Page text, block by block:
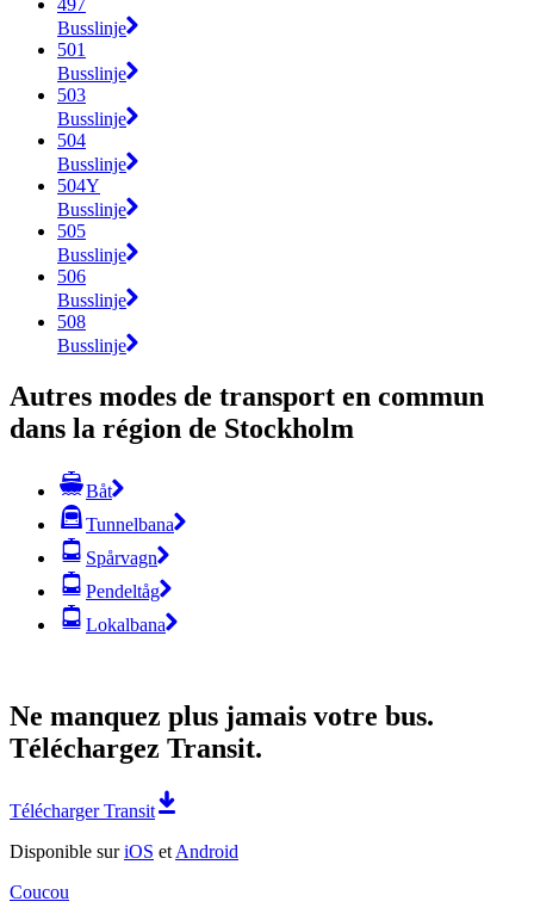
497
Busslinje
501
Busslinje
503
Busslinje
504
Busslinje
504Y
Busslinje
505
Busslinje
506
Busslinje
508
Busslinje
Autres modes de transport en commun
dans la région de Stockholm
Båt
Tunnelbana
Spårvagn
Pendeltåg
Lokalbana
Ne manquez plus jamais votre bus.
Téléchargez Transit.
Télécharger Transit
Disponible suriOS et Android
Coucou